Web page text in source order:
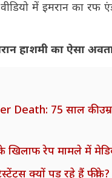
में इमरान का
हाशमी का ऐसा
75 साल की उम्र
रेप मामले में
क्यों पड़ रहे हैं फीके?